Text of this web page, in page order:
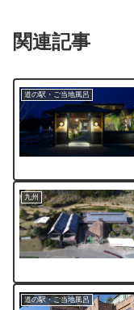
関連記事
道の駅・ご当地風呂
九州
道の駅・ご当地風呂